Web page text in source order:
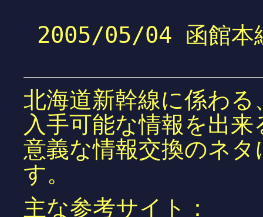
2005/05/04 函館本
北海道新幹線に係わ
入手可能な情報を出
意義な情報交換のネ
す。
主な参考サイト：